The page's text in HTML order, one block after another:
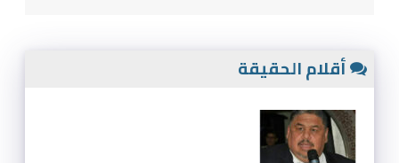
أقلام الحقيقة